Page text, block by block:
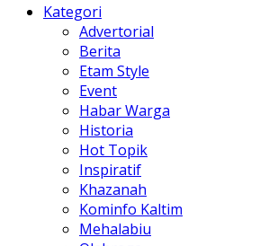
Kategori
Advertorial
Berita
Etam Style
Event
Habar Warga
Historia
Hot Topik
Inspiratif
Khazanah
Kominfo Kaltim
Mehalabiu